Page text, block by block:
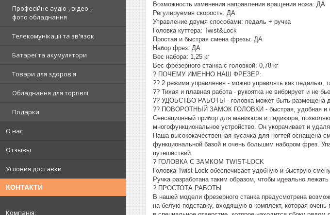
Професійне аудіо-, відео-,
фото обладнання
Телекомунікації та зв'язок
Батареї та акумулятори
Товари для здоров'я
Обладнання для торгівлі
Подарки
О нас
Отзывы
Условия доставки
КОНТАКТИ
Возможность изменения направления вращения ножа: ДА
Регулируемая скорость: ДА
Управление двумя способами: педаль + ручка
Головка куттера: Twist&Lock
Простая и быстрая смена фрезы: ДА
Набор фрез: ДА
Вес набора: 1,25 кг
Вес фрезерного станка с головкой: 0,78 кг
? ПОЧЕМУ ИМЕННО НАШ ФРЕЗЕР:
?? 2 режима управления - можно управлять как педалью,
?? Тихая и плавная работа - рукоятка не вибрирует и не
?? УДОБСТВО РАБОТЫ - головка может быть размещена
?? ПОВОРОТНЫЙ ЗАМОК ГОЛОВКИ - быстрая, удобная и
Сенсационный прибор для маникюра и педикюра,
многофункциональное устройство. Он укорачивает и
Наша высококачественная кусачка для ногтей оснащена
функциональной базой и очень большим набором фрез.
путешествий.
? ГОЛОВКА С ЗАМКОМ TWIST-LOCK
Головка Twist-Lock обеспечивает удобную и быструю
Ручка разработана таким образом, чтобы идеально
? ПРОСТОТА РАБОТЫ
В нашей модели фрезерного станка предусмотрена
на белую подставку, входящую в комплект, которая